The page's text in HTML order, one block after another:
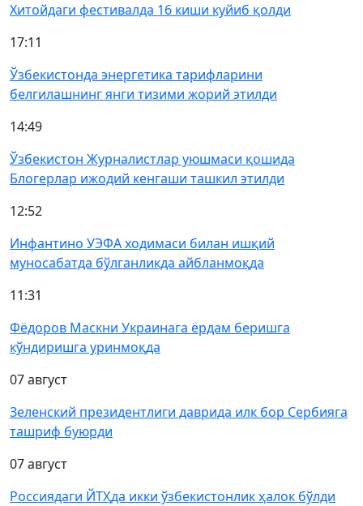
Хитойдаги фестивалда 16 киши куйиб қолди
17:11
Ўзбекистонда энергетика тарифларини
белгилашнинг янги тизими жорий этилди
14:49
Ўзбекистон Журналистлар уюшмаси қошида
Блогерлар ижодий кенгаши ташкил этилди
12:52
Инфантино УЭФА ходимаси билан ишқий
муносабатда бўлганликда айбланмоқда
11:31
Фёдоров Маскни Украинага ёрдам беришга
кўндиришга уринмоқда
07 август
Зеленский президентлиги даврида илк бор Сербияга
ташриф буюрди
07 август
Россиядаги ЙТҲда икки ўзбекистонлик ҳалок бўлди